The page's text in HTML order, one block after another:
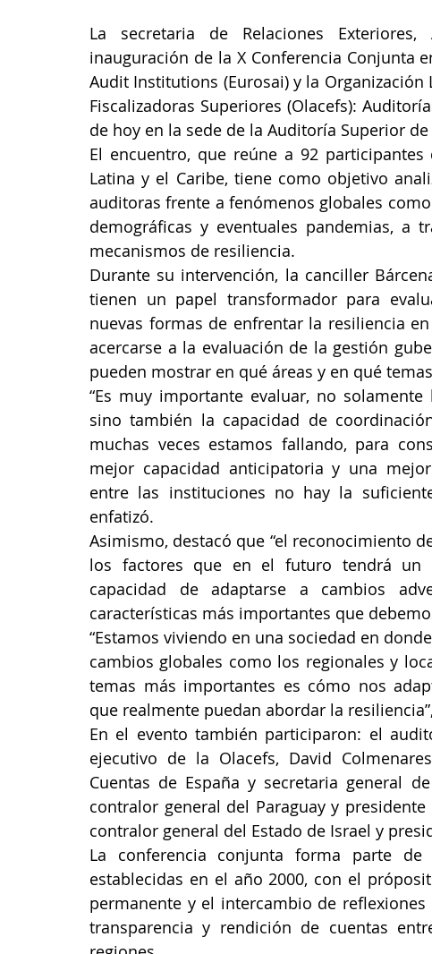
La secretaria de Relaciones
inauguración de la X Conferencia Conjunta
Audit Institutions (Eurosai) y la
Fiscalizadoras Superiores (Olacefs):
de hoy en la sede de la Auditoría Superior de
El encuentro, que reúne a 92
Latina y el Caribe, tiene como objetivo
auditoras frente a fenómenos globales
demográficas y eventuales pandemias, a
mecanismos de resiliencia.
Durante su intervención, la canciller
tienen un papel transformador para
nuevas formas de enfrentar la resiliencia
acercarse a la evaluación de la gestión
pueden mostrar en qué áreas y en qué
“Es muy importante evaluar, no
sino también la capacidad de
muchas veces estamos fallando, para
mejor capacidad anticipatoria y una
entre las instituciones no hay la
enfatizó.
Asimismo, destacó que “el reconocimiento
los factores que en el futuro tendrá un
capacidad de adaptarse a cambios
características más importantes que
“Estamos viviendo en una sociedad en
cambios globales como los regionales y
temas más importantes es cómo nos
que realmente puedan abordar la
En el evento también participaron: el
ejecutivo de la Olacefs, David
Cuentas de España y secretaria general
contralor general del Paraguay y
contralor general del Estado de Israel y
La conferencia conjunta forma parte
establecidas en el año 2000, con el
permanente y el intercambio de
transparencia y rendición de cuentas